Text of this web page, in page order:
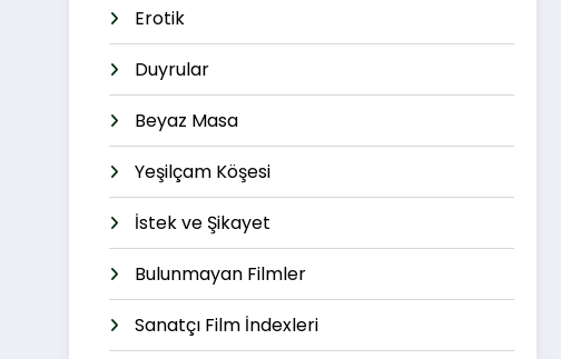
Erotik
Duyrular
Beyaz Masa
Yeşilçam Köşesi
İstek ve Şikayet
Bulunmayan Filmler
Sanatçı Film İndexleri